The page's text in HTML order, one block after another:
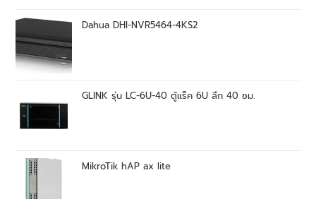
Dahua DHI-NVR5464-4KS2
GLINK รุ่น LC-6U-40 ตู้แร็ค 6U ลึก 40 ซม.
MikroTik hAP ax lite